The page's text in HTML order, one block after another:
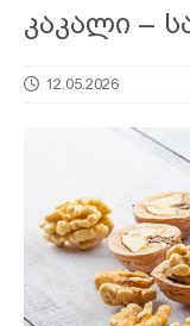
კაკალი –
12.05.2026